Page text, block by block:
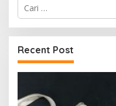
untuk:
Recent Post